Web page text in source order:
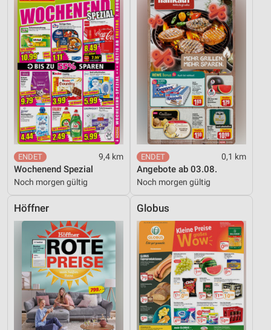
9,4 km
Wochenend Spezial
Noch morgen gültig
0,1 km
Angebote ab 03.08.
Noch morgen gültig
Höffner Globus